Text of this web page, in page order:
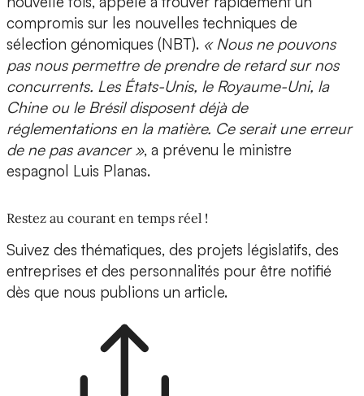
compromis sur les nouvelles techniques de
sélection génomiques (NBT). « Nous ne pouvons
pas nous permettre de prendre de retard sur nos
concurrents. Les États-Unis, le Royaume-Uni, la
Chine ou le Brésil disposent déjà de
réglementations en la matière. Ce serait une erreur
de ne pas avancer », a prévenu le ministre
espagnol Luis Planas.
Restez au courant en temps réel !
Suivez des thématiques, des projets législatifs, des
entreprises et des personnalités pour être notifié
dès que nous publions un article.